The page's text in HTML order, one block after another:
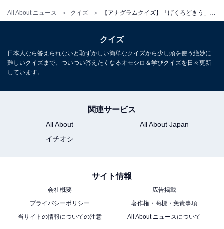
All About ニュース クイズ
クイズ
日本人なら答えられないと恥ずかしい簡単なクイズから少し頭を使う絶妙に
難しいクイズまで、ついつい答えたくなるオモシロ＆学びクイズを日々更新
しています。
関連サービス
All About
All About Japan
イチオシ
サイト情報
会社概要
広告掲載
プライバシーポリシー
著作権・商標・免責事項
当サイトの情報についての注意
All About ニュースについて